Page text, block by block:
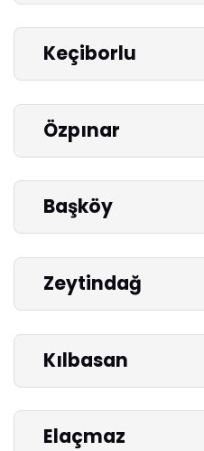
Keçiborlu
Özpınar
Başköy
Zeytindağ
Kılbasan
Elaçmaz